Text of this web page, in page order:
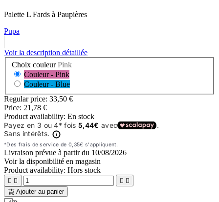
Palette L Fards à Paupières
Pupa
Voir la description détaillée
Choix couleurPink
Couleur - Pink
Couleur - Blue
Regular price: 33,50 €
Price: 21,78 €
Product availability: En stock
Livraison prévue à partir du 10/08/2026
Voir la disponibilité en magasin
Product availability: Hors stock
   
Ajouter au panier